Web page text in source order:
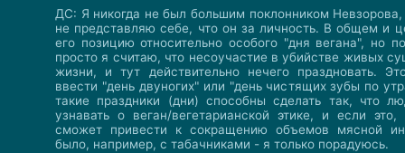
ДС: Я никогда не был большим поклонником
не представляю себе, что он за личность. В общем и
его позицию относительно особого "дня вегана", но
просто я считаю, что несоучастие в убийстве живых
жизни, и тут действительно нечего праздновать.
ввести "день двуногих" или "день чистящих зубы по
такие праздники (дни) способны сделать так, что
узнавать о веган/вегетарианской этике, и если
сможет привести к сокращению объемов мясной
было, например, с табачниками - я только порадуюсь.